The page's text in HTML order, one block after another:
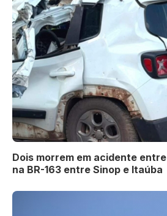
Dois morrem em acidente
na BR-163 entre Sinop e Itaúba